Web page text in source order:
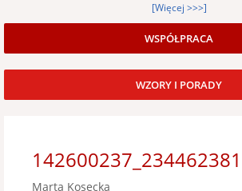
[Więcej >>>]
WSPÓŁPRACA
WZORY I PORADY
Marta Kosecka